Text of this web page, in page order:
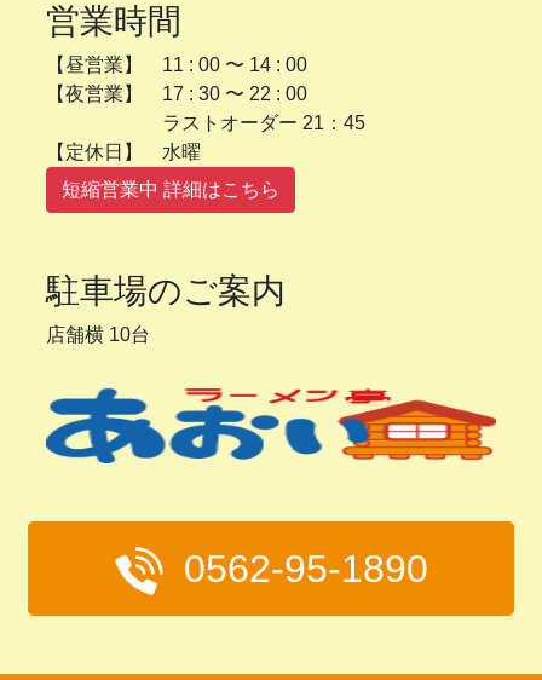
営業時間
【昼営業】 11 : 00 〜 14 : 00
【夜営業】 17 : 30 〜 22 : 00
ラストオーダー 21：45
【定休日】 水曜
短縮営業中 詳細はこちら
駐車場のご案内
店舗横 10台
0562-95-1890